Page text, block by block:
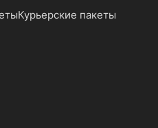
Курьерские пакеты